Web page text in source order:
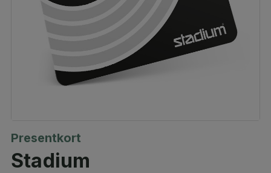
Presentkort
Stadium